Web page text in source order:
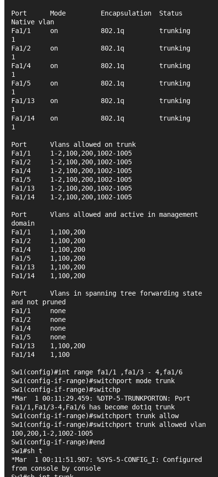
Port      Mode         Encapsulation  Status
Native vlan
Fa1/1     on           802.1q         trunking
1
Fa1/2     on           802.1q         trunking
1
Fa1/4     on           802.1q         trunking
1
Fa1/5     on           802.1q         trunking
1
Fa1/13    on           802.1q         trunking
1
Fa1/14    on           802.1q         trunking
1
Port      Vlans allowed on trunk
Fa1/1     1-2,100,200,1002-1005
Fa1/2     1-2,100,200,1002-1005
Fa1/4     1-2,100,200,1002-1005
Fa1/5     1-2,100,200,1002-1005
Fa1/13    1-2,100,200,1002-1005
Fa1/14    1-2,100,200,1002-1005
Port      Vlans allowed and active in management
domain
Fa1/1     1,100,200
Fa1/2     1,100,200
Fa1/4     1,100,200
Fa1/5     1,100,200
Fa1/13    1,100,200
Fa1/14    1,100,200
Port      Vlans in spanning tree forwarding state
and not pruned
Fa1/1     none
Fa1/2     none
Fa1/4     none
Fa1/5     none
Fa1/13    1,100,200
Fa1/14    1,100
Sw1(config)#int range fa1/1 ,fa1/3 - 4,fa1/6
Sw1(config-if-range)#switchport mode trunk
Sw1(config-if-range)#switchp
*Mar  1 00:11:29.459: %DTP-5-TRUNKPORTON: Port
Fa1/1,Fa1/3-4,Fa1/6 has become dot1q trunk
Sw1(config-if-range)#switchport trunk allow
Sw1(config-if-range)#switchport trunk allowed vlan
100,200,1-2,1002-1005
Sw1(config-if-range)#end
Sw1#sh t
*Mar  1 00:11:51.907: %SYS-5-CONFIG_I: Configured
from console by console